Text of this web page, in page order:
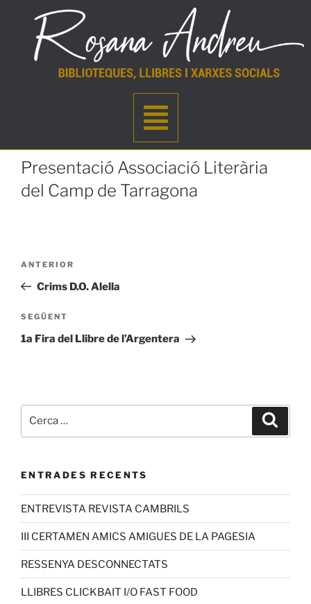
Presentació Associació Literària
del Camp de Tarragona
ANTERIOR
Crims D.O. Alella
SEGÜENT
1a Fira del Llibre de l’Argentera
ENTRADES RECENTS
ENTREVISTA REVISTA CAMBRILS
III CERTAMEN AMICS AMIGUES DE LA PAGESIA
RESSENYA DESCONNECTATS
LLIBRES CLICKBAIT I/O FAST FOOD